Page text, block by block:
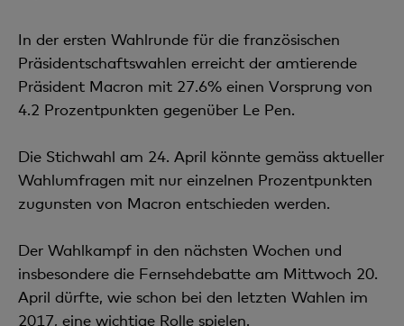
In der ersten Wahlrunde für die französischen
Präsidentschaftswahlen erreicht der amtierende
Präsident Macron mit 27.6% einen Vorsprung von
4.2 Prozentpunkten gegenüber Le Pen.
Die Stichwahl am 24. April könnte gemäss aktueller
Wahlumfragen mit nur einzelnen Prozentpunkten
zugunsten von Macron entschieden werden.
Der Wahlkampf in den nächsten Wochen und
insbesondere die Fernsehdebatte am Mittwoch 20.
April dürfte, wie schon bei den letzten Wahlen im
2017, eine wichtige Rolle spielen.